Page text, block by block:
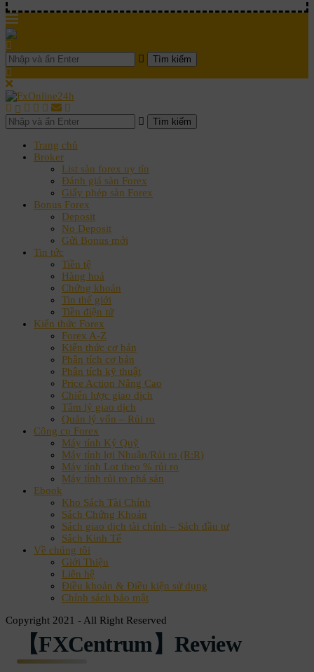
Tìm kiếm
Tìm kiếm
Trang chủ
Broker
List sàn forex uy tín
Đánh giá sàn Forex
Giấy phép sàn Forex
Bonus Forex
Deposit
No Deposit
Gửi Bonus mới
Tin tức
Tiền tệ
Hàng hoá
Chứng khoán
Tin thế giới
Tiền điện tử
Kiến thức Forex
Forex A-Z
Kiến thức cơ bản
Phân tích cơ bản
Phân tích kỹ thuật
Price Action Nâng Cao
Chiến lược giao dịch
Tâm lý giao dịch
Quản lý vốn – Rủi ro
Công cụ Forex
Máy tính Ký Quỹ
Máy tính lợi Nhuận/Rủi ro (R:R)
Máy tính Lot theo % rủi ro
Máy tính rủi ro phá sản
Ebook
Kho Sách Tài Chính
Sách Chứng Khoán
Sách giao dịch tài chính – Sách đầu tư
Sách Kinh Tế
Về chúng tôi
Giới Thiệu
Liên hệ
Điều khoản & Điều kiện sử dụng
Chính sách bảo mật
Copyright 2021 - All Right Reserved
【FXCentrum】Review